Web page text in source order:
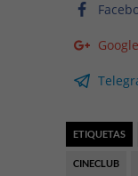
ETIQUETAS
CINECLUB